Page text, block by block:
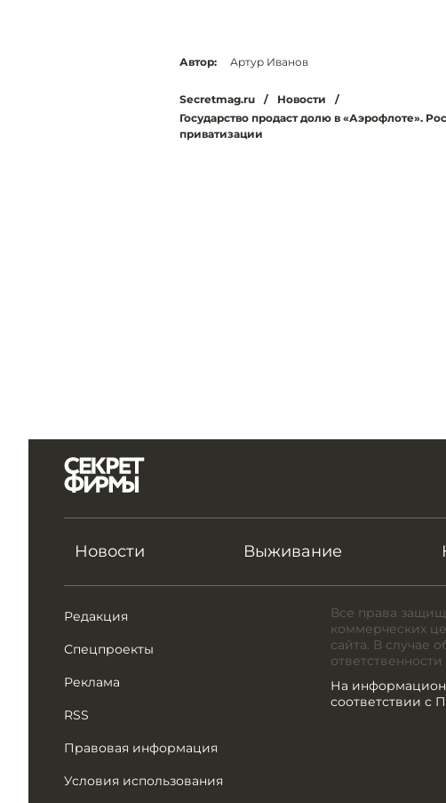
Автор: Артур Иванов
Secretmag.ru / Новости
/
Государство продаст долю в «Аэрофлоте».
приватизации
Новости Выживание
Редакция
Спецпроекты
Реклама
RSS
Правовая информация
Условия использования
Все права
коммерческих
сайта. В случае
На
соответствии с